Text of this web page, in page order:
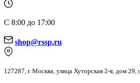
С 8:00 до 17:00
shop@rssp.ru
127287, г. Москва, улица Хуторская 2-я, дом